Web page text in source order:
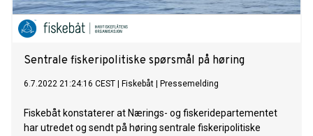
Sentrale fiskeripolitiske spørsmål på høring
6.7.2022 21:24:16 CEST Fiskebåt Pressemelding
Fiskebåt konstaterer at Nærings- og fiskeridepartementet
har utredet og sendt på høring sentrale fiskeripolitiske